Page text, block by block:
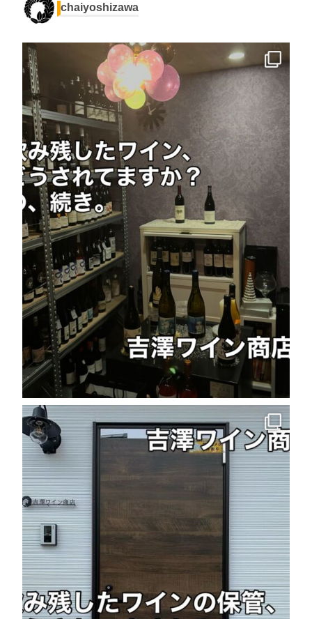
chaiyoshizawa